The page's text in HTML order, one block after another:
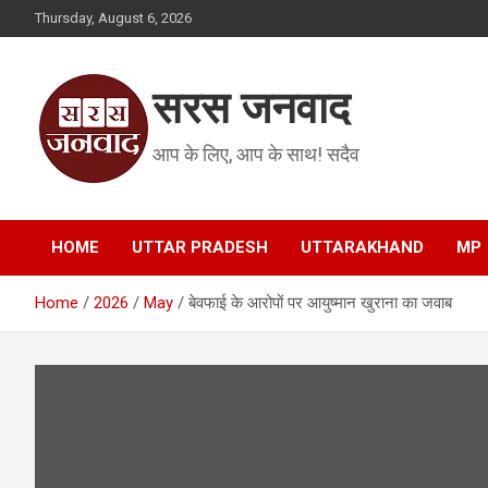
to
Thursday, August 6, 2026
सरस जनवाद
आप के लिए, आप के साथ! सदैव
HOME UTTAR PRADESH UTTARAKHAND MP
Home 2026 May बेवफाई के आरोपों पर आयुष्मान खुराना का जवाब